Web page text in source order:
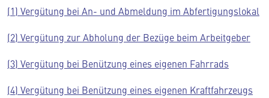
(1) Vergütung bei An- und Abmeldung im Abfertigungslokal
(2) Vergütung zur Abholung der Bezüge beim Arbeitgeber
(3) Vergütung bei Benützung eines eigenen Fahrrads
(4) Vergütung bei Benützung eines eigenen Kraftfahrzeugs